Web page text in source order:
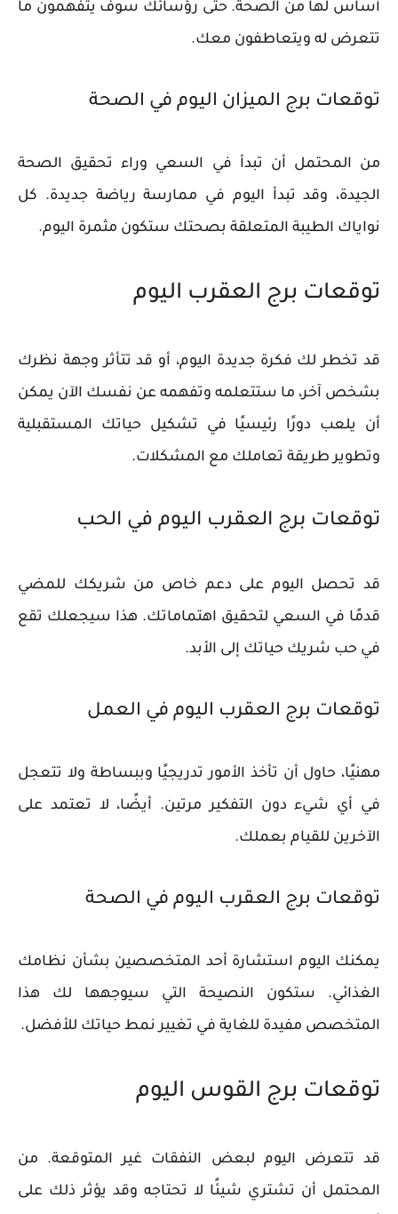
أساس لها من الصحة. حتى رؤسائك سوف يتفهمون ما
تتعرض له ويتعاطفون معك.
توقعات برج الميزان اليوم في الصحة
من المحتمل أن تبدأ في السعي وراء تحقيق الصحة
الجيدة، وقد تبدأ اليوم في ممارسة رياضة جديدة. كل
نواياك الطيبة المتعلقة بصحتك ستكون مثمرة اليوم.
توقعات برج العقرب اليوم
قد تخطر لك فكرة جديدة اليوم، أو قد تتأثر وجهة نظرك
بشخص آخر، ما ستتعلمه وتفهمه عن نفسك الآن يمكن
أن يلعب دورًا رئيسيًا في تشكيل حياتك المستقبلية
وتطوير طريقة تعاملك مع المشكلات.
توقعات برج العقرب اليوم في الحب
قد تحصل اليوم على دعم خاص من شريكك للمضي
قدمًا في السعي لتحقيق اهتماماتك. هذا سيجعلك تقع
في حب شريك حياتك إلى الأبد.
توقعات برج العقرب اليوم في العمل
مهنيًا، حاول أن تأخذ الأمور تدريجيًا وببساطة ولا تتعجل
في أي شيء دون التفكير مرتين. أيضًا، لا تعتمد على
الآخرين للقيام بعملك.
توقعات برج العقرب اليوم في الصحة
يمكنك اليوم استشارة أحد المتخصصين بشأن نظامك
الغذائي. ستكون النصيحة التي سيوجهها لك هذا
المتخصص مفيدة للغاية في تغيير نمط حياتك للأفضل.
توقعات برج القوس اليوم
قد تتعرض اليوم لبعض النفقات غير المتوقعة. من
المحتمل أن تشتري شيئًا لا تحتاجه وقد يؤثر ذلك على